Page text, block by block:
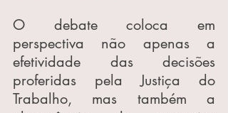
O debate coloca em
perspectiva não apenas a
efetividade das decisões
proferidas pela Justiça do
Trabalho, mas também a